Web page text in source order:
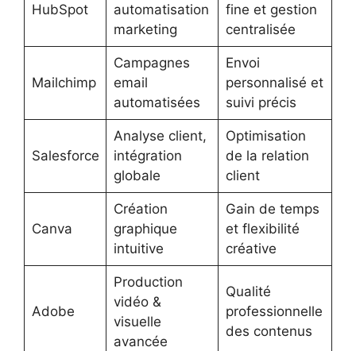
HubSpot
automatisation
marketing
fine et gestion
centralisée
Mailchimp
Campagnes
email
automatisées
Envoi
personnalisé et
suivi précis
Salesforce
Analyse client,
intégration
globale
Optimisation
de la relation
client
Canva
Création
graphique
intuitive
Gain de temps
et flexibilité
créative
Adobe
Production
vidéo &
visuelle
avancée
Qualité
professionnelle
des contenus